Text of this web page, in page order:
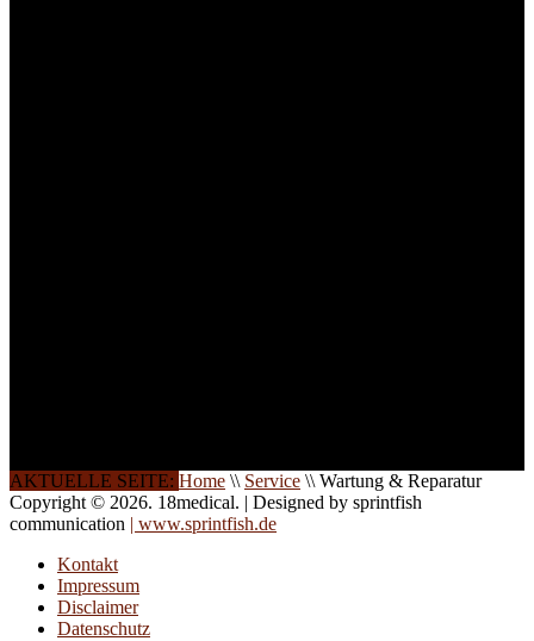
AKTUELLE SEITE: Home \\ Service \\ Wartung & Reparatur
Copyright © 2026. 18medical. | Designed by sprintfish
communication | www.sprintfish.de
Kontakt
Impressum
Disclaimer
Datenschutz